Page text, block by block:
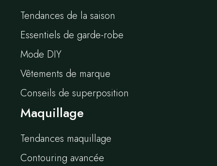
Tendances de la saison
Essentiels de garde-robe
Mode DIY
Vêtements de marque
Conseils de superposition
Maquillage
Tendances maquillage
Contouring avancée